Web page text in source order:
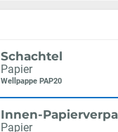
Schachtel
Papier
Wellpappe PAP20
Innen-
Papier